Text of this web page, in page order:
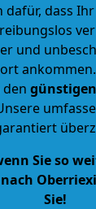
dafür, dass
und
Sie so
Sie!